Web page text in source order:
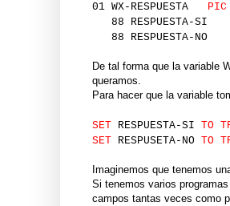
01 WX-RESPUESTA PIC
88 RESPUESTA-
88 RESPUESTA-
De tal forma que la variable
queramos.
Para hacer que la variable
SET RESPUESTA-SI TO
SET RESPUSETA-NO TO
Imaginemos que tenemos
Si tenemos varios
campos tantas veces como